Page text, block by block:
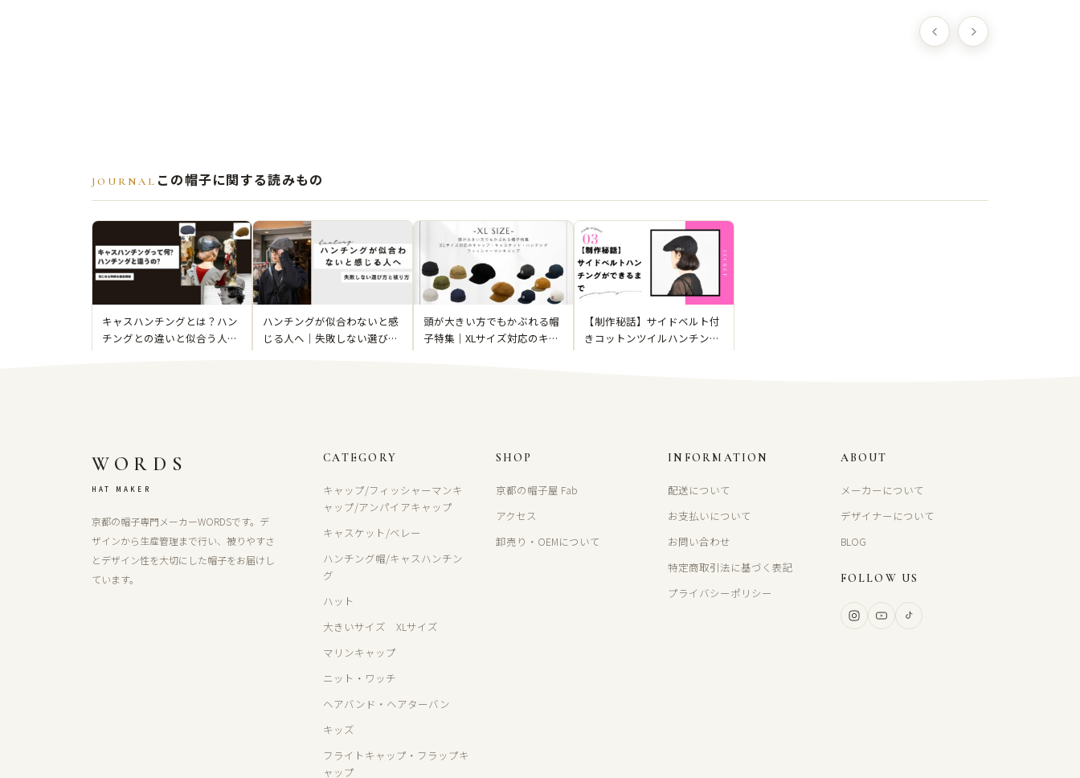
JOURNAL この帽子に関する読みもの
キャスハンチングとは？ハン
チングとの違いと似合う人の
ハンチングが似合わないと感
じる人へ｜失敗しない選び方
頭が大きい方でもかぶれる帽
子特集｜XLサイズ対応のキャ
【制作秘話】サイドベルト付
きコットンツイルハンチング
WORDS
HAT MAKER
京都の帽子専門メーカーWORDSです。デ
ザインから生産管理まで行い、被りやすさ
とデザイン性を大切にした帽子をお届けし
ています。
CATEGORY
キャップ/フィッシャーマンキ
ャップ/アンパイアキャップ
キャスケット/ベレー
ハンチング帽/キャスハンチン
グ
ハット
大きいサイズ XLサイズ
マリンキャップ
ニット・ワッチ
ヘアバンド・ヘアターバン
キッズ
フライトキャップ・フラップキ
ャップ
SHOP
京都の帽子屋 Fab
アクセス
卸売り・OEMについて
INFORMATION
配送について
お支払いについて
お問い合わせ
特定商取引法に基づく表記
プライバシーポリシー
ABOUT
メーカーについて
デザイナーについて
BLOG
FOLLOW US